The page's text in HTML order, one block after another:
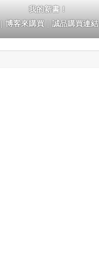
我的新書！
｜博客來購買｜誠品購買連結